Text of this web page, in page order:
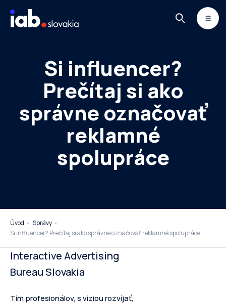
NEWSLETTER
Si influencer?
Prečítaj si ako
správne označovať
reklamné
spolupráce
Úvod
Správy
Si influencer? Prečítaj si ako správne označovať reklamné spolupráce
Interactive Advertising
Bureau Slovakia
Tím profesionálov, s víziou rozvíjať,